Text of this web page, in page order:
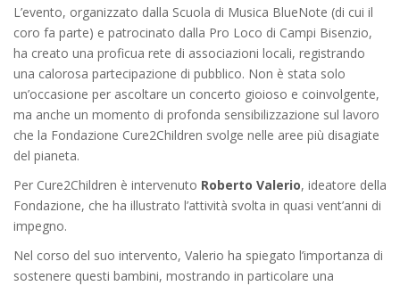
L’evento, organizzato dalla Scuola di Musica BlueNote (di cui il
coro fa parte) e patrocinato dalla Pro Loco di Campi Bisenzio,
ha creato una proficua rete di associazioni locali, registrando
una calorosa partecipazione di pubblico. Non è stata solo
un’occasione per ascoltare un concerto gioioso e coinvolgente,
ma anche un momento di profonda sensibilizzazione sul lavoro
che la Fondazione Cure2Children svolge nelle aree più disagiate
del pianeta.
Per Cure2Children è intervenuto Roberto Valerio, ideatore della
Fondazione, che ha illustrato l’attività svolta in quasi vent’anni di
impegno.
Nel corso del suo intervento, Valerio ha spiegato l’importanza di
sostenere questi bambini, mostrando in particolare una